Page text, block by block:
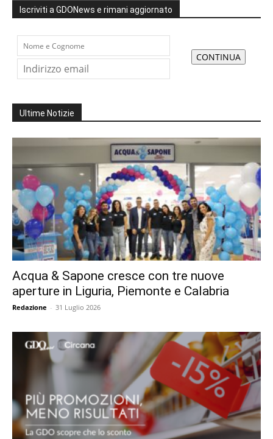
Iscriviti a GDONews e rimani aggiornato
Ultime Notizie
Acqua & Sapone cresce con tre nuove
aperture in Liguria, Piemonte e Calabria
Redazione - 31 Luglio 2026